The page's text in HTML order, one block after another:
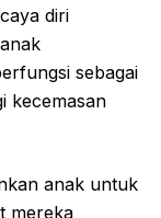
diri
sebagai
kecemasan
anak untuk
mereka